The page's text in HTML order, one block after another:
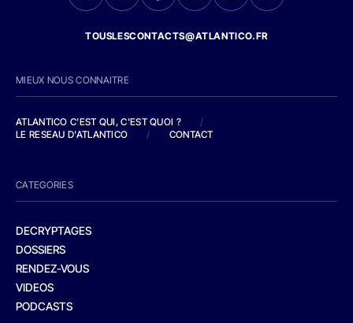
TOUSLESCONTACTS@ATLANTICO.FR
MIEUX NOUS CONNAITRE
ATLANTICO C'EST QUI, C'EST QUOI ?
/
LE RESEAU D'ATLANTICO
/ CONTACT
CATEGORIES
DECRYPTAGES
DOSSIERS
RENDEZ-VOUS
VIDEOS
PODCASTS